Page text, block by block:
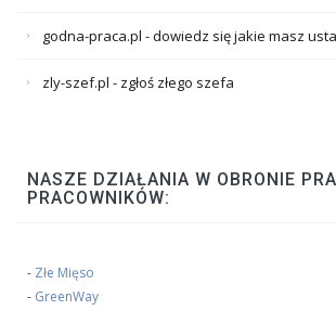
godna-praca.pl - dowiedz się jakie masz
zly-szef.pl - zgłoś złego szefa
NASZE DZIAŁANIA W OBRONIE
PRACOWNIKÓW:
- Złe Mięso
- GreenWay